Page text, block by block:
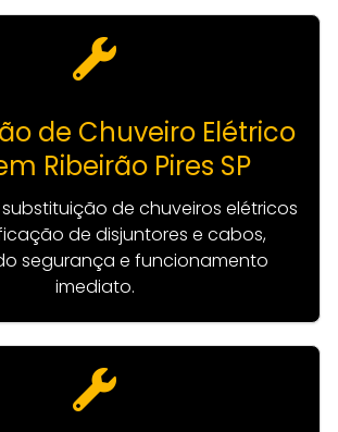
de Chuveiro Elétrico
Ribeirão Pires SP
de chuveiros elétricos
de disjuntores e cabos,
segurança e funcionamento
imediato.